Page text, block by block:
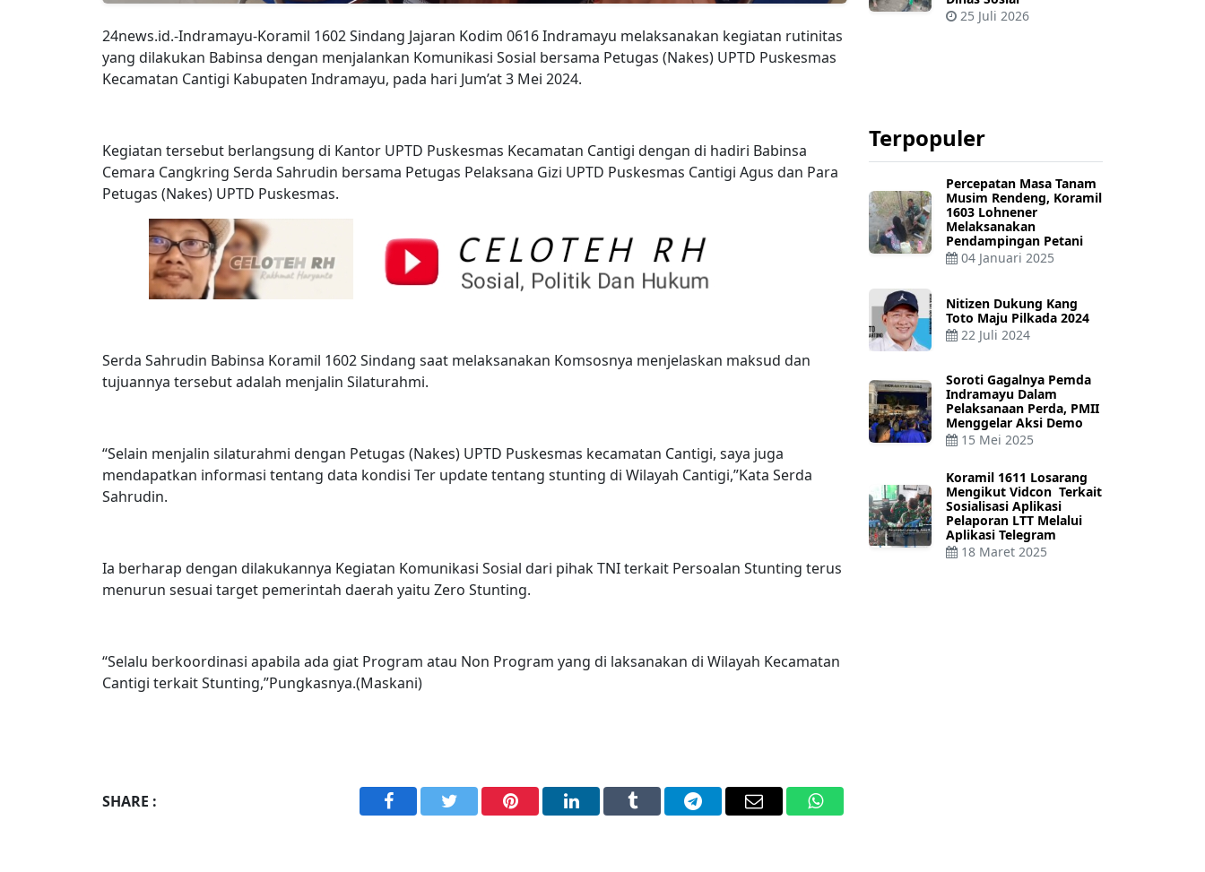
24news.id.-Indramayu-Koramil 1602 Sindang Jajaran Kodim 0616 Indramayu melaksanakan kegiatan rutinitas
yang dilakukan Babinsa dengan menjalankan Komunikasi Sosial bersama Petugas (Nakes) UPTD Puskesmas
Kecamatan Cantigi Kabupaten Indramayu, pada hari Jum’at 3 Mei 2024.
Kegiatan tersebut berlangsung di Kantor UPTD Puskesmas Kecamatan Cantigi dengan di hadiri Babinsa
Cemara Cangkring Serda Sahrudin bersama Petugas Pelaksana Gizi UPTD Puskesmas Cantigi Agus dan Para
Petugas (Nakes) UPTD Puskesmas.
Serda Sahrudin Babinsa Koramil 1602 Sindang saat melaksanakan Komsosnya menjelaskan maksud dan
tujuannya tersebut adalah menjalin Silaturahmi.
“Selain menjalin silaturahmi dengan Petugas (Nakes) UPTD Puskesmas kecamatan Cantigi, saya juga
mendapatkan informasi tentang data kondisi Ter update tentang stunting di Wilayah Cantigi,”Kata Serda
Sahrudin.
Ia berharap dengan dilakukannya Kegiatan Komunikasi Sosial dari pihak TNI terkait Persoalan Stunting terus
menurun sesuai target pemerintah daerah yaitu Zero Stunting.
“Selalu berkoordinasi apabila ada giat Program atau Non Program yang di laksanakan di Wilayah Kecamatan
Cantigi terkait Stunting,”Pungkasnya.(Maskani)
SHARE :
FacebookTwitterPinterestLinkedInTumblrTelegramEmail WhatsApp
25 Juli 2026
Terpopuler
Percepatan Masa Tanam
Musim Rendeng, Koramil
1603 Lohnener
Melaksanakan
Pendampingan Petani
04 Januari 2025
Nitizen Dukung Kang
Toto Maju Pilkada 2024
22 Juli 2024
Soroti Gagalnya Pemda
Indramayu Dalam
Pelaksanaan Perda, PMII
Menggelar Aksi Demo
15 Mei 2025
Koramil 1611 Losarang
Mengikut Vidcon Terkait
Sosialisasi Aplikasi
Pelaporan LTT Melalui
Aplikasi Telegram
18 Maret 2025